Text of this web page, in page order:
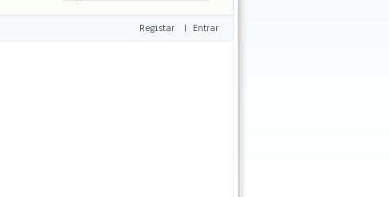
Registar| Entrar